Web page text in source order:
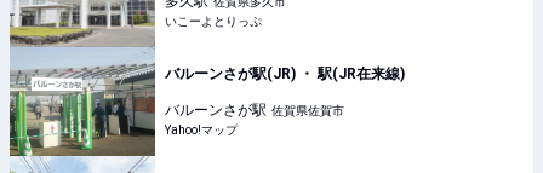
いこーよとりっぷ
バルーンさが駅(JR) ・ 駅(JR在来線)
バルーンさが駅 佐賀県佐賀市
Yahoo!マップ